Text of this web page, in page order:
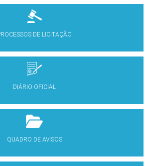
DE LICITAÇÃO
DIÁRIO OFICIAL
QUADRO DE AVISOS